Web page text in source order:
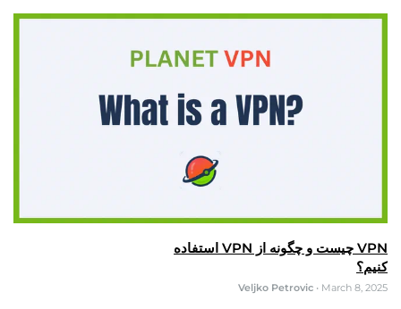
VPN چیست و چگونه از VPN استفاده
کنیم؟
Veljko Petrovic • March 8, 2025